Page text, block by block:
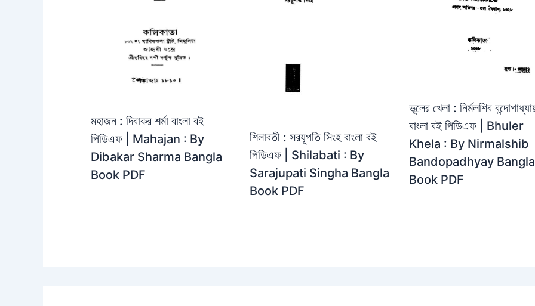
মহাজন : দিবাকর শর্মা বাংলা বই
পিডিএফ | Mahajan : By
Dibakar Sharma Bangla
Book PDF
শিলাবতী : সরযূপতি সিংহ বাংলা বই
পিডিএফ | Shilabati : By
Sarajupati Singha Bangla
Book PDF
ভূলের খেলা : নির্মলশিব
বাংলা বই পিডিএফ | Bhuler
Khela : By Nirmalshib
Bandopadhyay Bangla
Book PDF